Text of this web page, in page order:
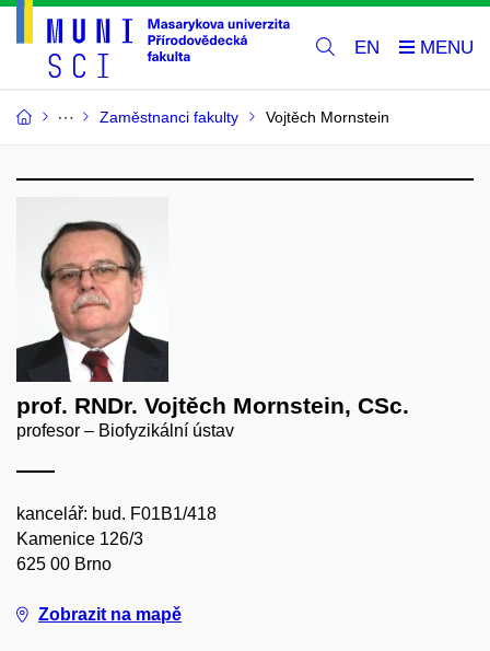
EN
Zaměstnanci fakulty Vojtěch Mornstein
prof. RNDr. Vojtěch Mornstein, CSc.
profesor – Biofyzikální ústav
kancelář: bud. F01B1/418
Kamenice 126/3
625 00 Brno
Zobrazit na mapě